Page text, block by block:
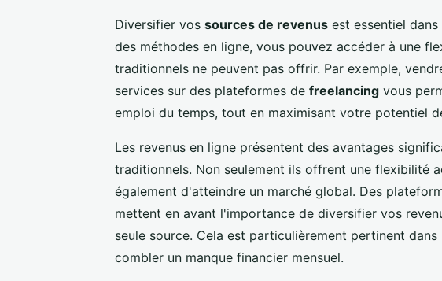
Diversifier vos sources de revenus est essentiel
des méthodes en ligne, vous pouvez accéder à une
traditionnels ne peuvent pas offrir. Par exemple,
services sur des plateformes de freelancing vous
emploi du temps, tout en maximisant votre potentiel
Les revenus en ligne présentent des avantages
traditionnels. Non seulement ils offrent une flexibilité
également d'atteindre un marché global. Des
mettent en avant l'importance de diversifier vos
seule source. Cela est particulièrement pertinent
combler un manque financier mensuel.